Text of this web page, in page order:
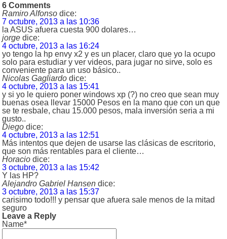
6 Comments
Ramiro Alfonso dice:
7 octubre, 2013 a las 10:36
la ASUS afuera cuesta 900 dolares…
jorge dice:
4 octubre, 2013 a las 16:24
yo tengo la hp envy x2 y es un placer, claro que yo la ocupo
solo para estudiar y ver videos, para jugar no sirve, solo es
conveniente para un uso básico..
Nicolas Gagliardo dice:
4 octubre, 2013 a las 15:41
y si yo le quiero poner windows xp (?) no creo que sean muy
buenas osea llevar 15000 Pesos en la mano que con un que
se te resbale, chau 15.000 pesos, mala inversión seria a mi
gusto..
Diego dice:
4 octubre, 2013 a las 12:51
Más intentos que dejen de usarse las clásicas de escritorio,
que son más rentables para el cliente…
Horacio dice:
3 octubre, 2013 a las 15:42
Y las HP?
Alejandro Gabriel Hansen dice:
3 octubre, 2013 a las 15:37
carisimo todo!!! y pensar que afuera sale menos de la mitad
seguro
Leave a Reply
Name*